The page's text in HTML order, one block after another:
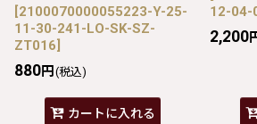
[2100070000055223-Y-25-
11-30-241-LO-SK-SZ-
ZT016]
880円 (税込)
カートに入れる
12-04-
2,200